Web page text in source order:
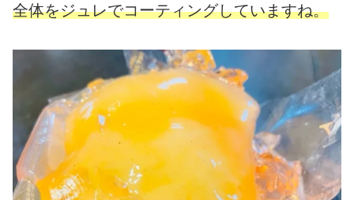
全体をジュレでコーティングしていますね。